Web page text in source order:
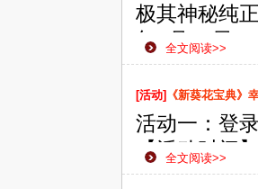
极其神秘纯
年7月30日
款网页游戏
侠之路更加
全文阅读>>
[活动] 《新葵花宝典》
活动一：登
【活动时间
【活动范围
全文阅读>>